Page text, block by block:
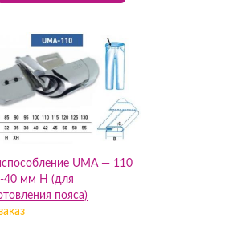
UMA — 110
40 мм Н (для
пояса)